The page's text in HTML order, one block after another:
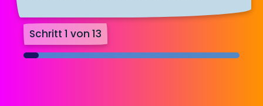
Schritt 1 von 13
7%